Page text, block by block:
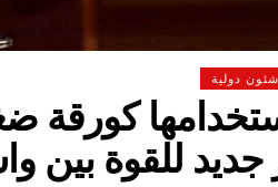
شئون دولية
كورقة
جديد للقوة بين